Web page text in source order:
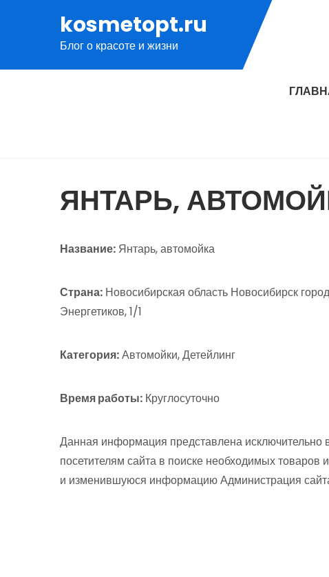
содержимому
kosmetopt.ru
Блог о красоте и жизни
ЯНТАРЬ,
Название: Янтарь, автомойка
Страна: Новосибирская область Новосибирск
Энергетиков, 1/1
Категория:Автомойки, Детейлинг
Время работы: Круглосуточно
Данная информация представлена исключительно
посетителям сайта в поиске необходимых
и изменившуюся информацию Администрация сайта